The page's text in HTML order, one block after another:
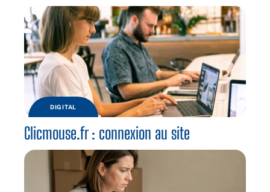
DIGITAL
Clicmouse.fr : connexion au site